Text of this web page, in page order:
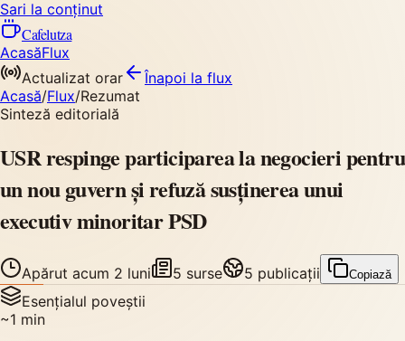
Sari la conținut
Cafelutza
AcasăFlux
Actualizat orar
Înapoi la flux
Acasă/Flux/Rezumat
Sinteză editorială
USR respinge participarea la negocieri pentru
un nou guvern și refuză susținerea unui
executiv minoritar PSD
Apărut acum 2 luni 5 surse 5 publicații Copiază
Esențialul poveștii
~1 min